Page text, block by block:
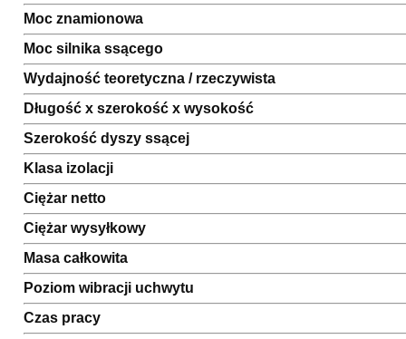
Moc znamionowa
Moc silnika ssącego
Wydajność teoretyczna / rzeczywista
Długość x szerokość x wysokość
Szerokość dyszy ssącej
Klasa izolacji
Ciężar netto
Ciężar wysyłkowy
Masa całkowita
Poziom wibracji uchwytu
Czas pracy